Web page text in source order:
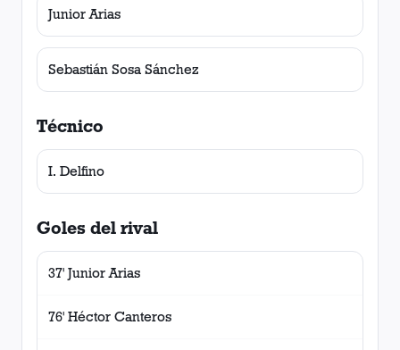
Junior Arias
Sebastián Sosa Sánchez
Técnico
I. Delfino
Goles del rival
37' Junior Arias
76' Héctor Canteros